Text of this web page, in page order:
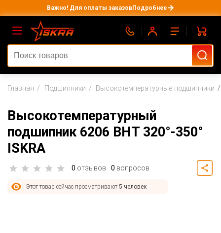
Важно! Для оплаты заказовПодробнее
Главная Подшипники Высокотемпературные подшипники
Высокотемпературный
подшипник 6206 BHT 320°-350°
ISKRA
0 отзывов 0 вопросов
Этот товар сейчас просматривают5 человек